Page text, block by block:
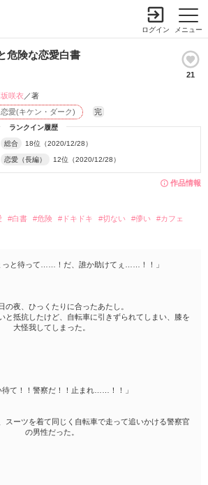
メニュー
ログイン
危険な恋愛白書
21
作品情報
ランクイン履歴
総合 18位（2020/12/28）
恋愛（長編） 12位（2020/12/28）
恋愛(キケン・ダーク) 完
咲衣／著
#白書 #危険 #ドキドキ #切ない #儚い
#カフェ
と待って……！だ、誰か助けてぇ……！！」
の夜、ひっくたりに合ったあたし。
抵抗したけど、自転車に引きずられてしまい、膝を
大怪我してしまった。
て！！警察だ！！止まれ……！！」
ーツを着て同じく自転車で走って追いかける警察官
の男性だった。